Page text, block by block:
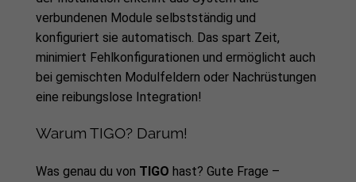
verbundenen Module selbstständig und
konfiguriert sie automatisch. Das spart Zeit,
minimiert Fehlkonfigurationen und ermöglicht auch
bei gemischten Modulfeldern oder Nachrüstungen
eine reibungslose Integration!
Warum TIGO? Darum!
Was genau du von TIGO hast? Gute Frage –